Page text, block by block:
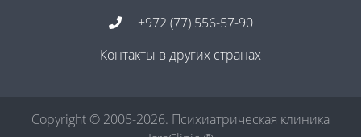
+972 (77) 556-57-90
Контакты в других странах
Copyright © 2005-2026. Психиатрическая клиника